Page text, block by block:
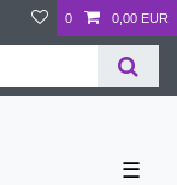
0 0,00 EUR
☰